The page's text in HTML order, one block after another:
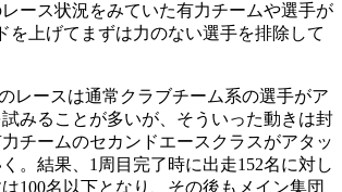
ース状況をみていた有力チームや選手が
を上げてまずは力のない選手を排除して
レースは通常クラブチーム系の選手がア
みることが多いが、そういった動きは封
チームのセカンドエースクラスがアタッ
。結果、1周目完了時に出走152名に対し
100名以下となり、その後もメイン集団